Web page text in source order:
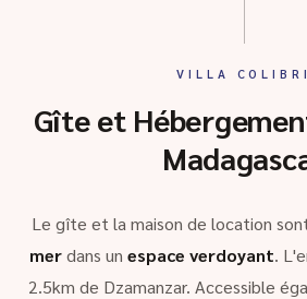
VILLA COLIBRI
Gîte et
Le gîte et la maison de location
merdans un espace verdoyant.
2.5km de Dzamanzar. Accessible